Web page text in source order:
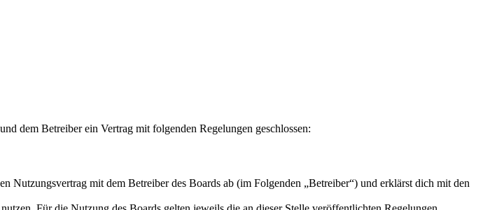
dem Betreiber ein Vertrag mit folgenden Regelungen geschlossen:
Nutzungsvertrag mit dem Betreiber des Boards ab (im Folgenden „Betreiber“) und erklärst dich mit den